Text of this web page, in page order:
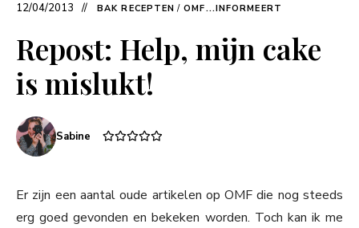
12/04/2013 BAK RECEPTEN / OMF...INFORMEERT
Repost: Help, mijn cake
is mislukt!
Sabine
Er zijn een aantal oude artikelen op OMF die nog steeds
erg goed gevonden en bekeken worden. Toch kan ik me